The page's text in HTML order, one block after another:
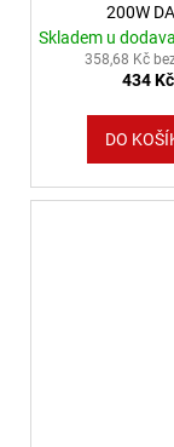
200W
Skladem u
358,68 Kč
434 Kč
DO